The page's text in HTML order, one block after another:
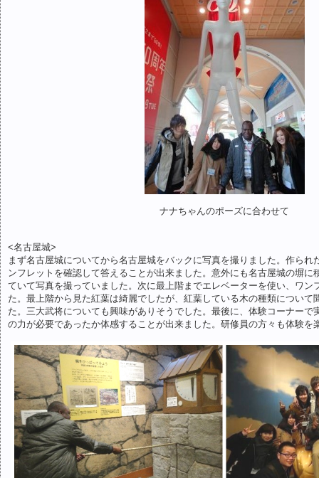
ナナちゃんのポーズに合わせて
<名古屋城>
まず名古屋城についてから名古屋城をバックに写真を撮りました。作られ
ンフレットを確認して答えることが出来ました。意外にも名古屋城の塀に
ていて写真を撮っていました。次に最上階までエレベーターを使い、ワン
た。最上階から見た紅葉は綺麗でしたが、紅葉している木の種類について
た。三大武将についても興味がありそうでした。最後に、体験コーナーで
の力が必要であったか体感することが出来ました。研修員の方々も体験を